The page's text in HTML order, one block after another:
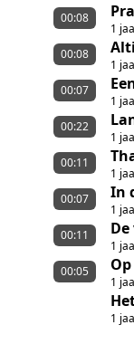
1
00:08
1
00:08
1
00:07
1
00:22
1
00:11
In
1
00:07
1
00:11
1
00:05
1